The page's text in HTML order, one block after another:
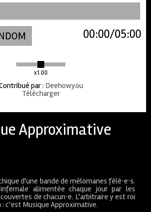
x1.00
05:00
00:00
par: Deehowyou
Télécharger
Approximative
d'une bande de mélomanes fêlé⋅e⋅s.
alimentée chaque jour par les
de chacun⋅e. L’arbitraire y est roi
c’est Musique Approximative.